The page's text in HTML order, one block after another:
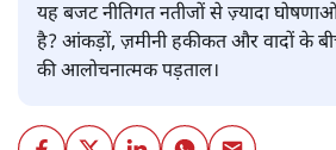
यह बजट नीतिगत नतीजों से ज़्यादा
है? आंकड़ों, ज़मीनी हकीकत और वादों के
की आलोचनात्मक पड़ताल।